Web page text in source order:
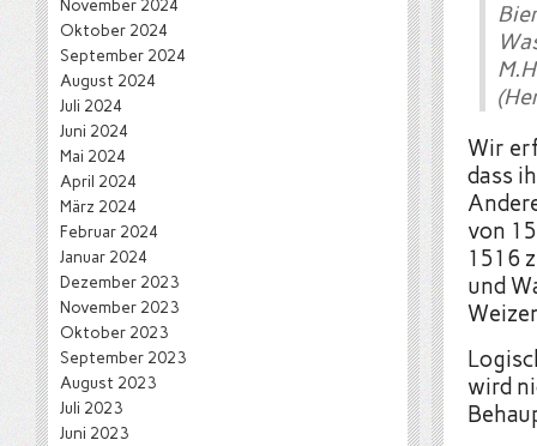
Wir
dass
von
1516
und
wird
November 2024
Oktober 2024
September 2024
August 2024
Juli 2024
Juni 2024
Mai 2024
April 2024
März 2024
Februar 2024
Januar 2024
Dezember 2023
November 2023
Oktober 2023
September 2023
August 2023
Juli 2023
Juni 2023